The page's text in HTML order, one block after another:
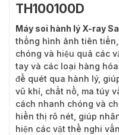
TH100100D
Máy soi hành lý X-ray
thống hình ảnh tiên
chóng và hiệu quả các
tay và các loại hàng
để quét qua hành lý,
vũ khí, chất nổ, ma túy
cách nhanh chóng và
hiển thị rõ nét, giúp
hiện các vật thể nghi